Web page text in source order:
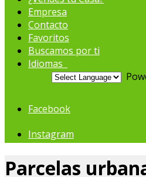
Empresa
Contacto
Favoritos
Buscamos por ti
Idiomas
Facebook
Instagram
Parcelas